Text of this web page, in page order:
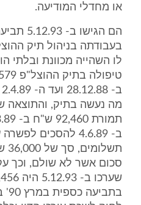
או מחדלי המודיעה.
לו השהייה מכוונת ובלתי
מה נעשה בתיק, והתוצאה
ב- 4.6.89 להסכים